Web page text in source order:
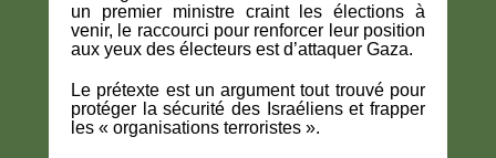
un premier ministre craint les élections à
venir, le raccourci pour renforcer leur position
aux yeux des électeurs est d’attaquer Gaza.
Le prétexte est un argument tout trouvé pour
protéger la sécurité des Israéliens et frapper
les « organisations terroristes ».